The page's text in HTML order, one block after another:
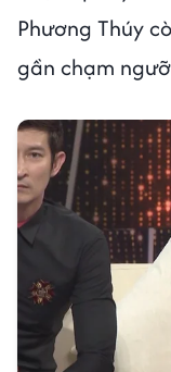
Phương Thúy
gần chạm